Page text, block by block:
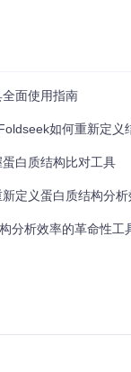
语言"
的3Di结构描述符
基的空间取向编码为
子与相邻残基的空
。
为可快速比对的序列
构，完美平衡了速度
使用改进的Smith-
比对，速度比传统方
面使用指南
如何重新定义结构
白质结构比对工具
定义蛋白质结构分析
分析效率的革命性工